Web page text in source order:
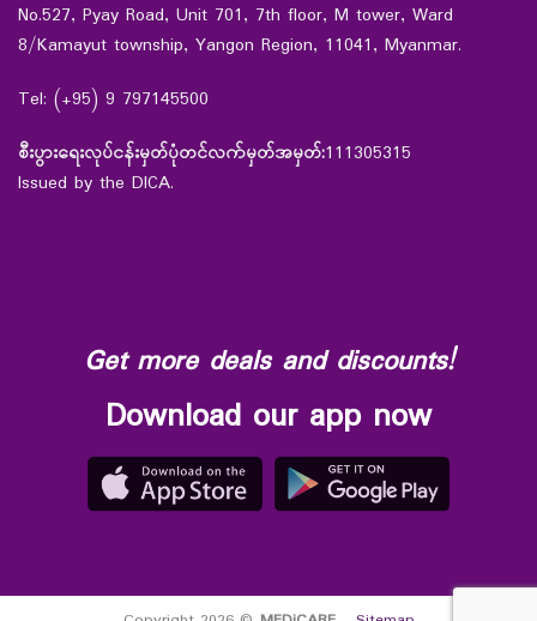
No.527, Pyay Road, Unit 701, 7th floor, M tower, Ward
8/Kamayut township, Yangon Region, 11041, Myanmar.
Tel: (+95) 9 797145500
စီးပွားရေးလုပ်ငန်းမှတ်ပုံတင်လက်မှတ်အမှတ်:111305315
Issued by the DICA.
Get more deals and discounts!
Download our app now